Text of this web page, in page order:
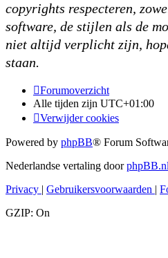
copyrights respecteren,
software, de stijlen als de
niet altijd verplicht zijn,
staan.
Forumoverzicht
Alle tijden zijn UTC+01:00
Verwijder cookies
Powered by phpBB® Forum
Nederlandse vertaling doorphpBB.nl
Privacy | Gebruikersvoorwaarden |
GZIP: On